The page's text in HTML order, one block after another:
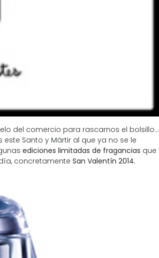
del comercio para rascarnos el bolsillo…
Santo y Mártir al que ya no se le
ediciones limitadas de fragancias que
concretamente San Valentín 2014.
uno de los productos de
bienestar más buscados